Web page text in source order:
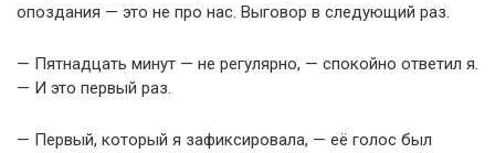
опоздания — это не про нас. Выговор в следующий раз.
— Пятнадцать минут — не регулярно, — спокойно ответил я.
— И это первый раз.
— Первый, который я зафиксировала, — её голос был